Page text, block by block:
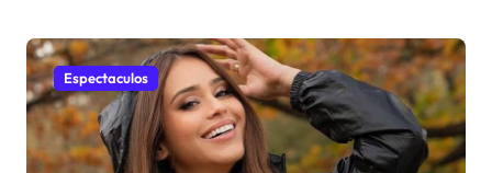
s
Espectaculos